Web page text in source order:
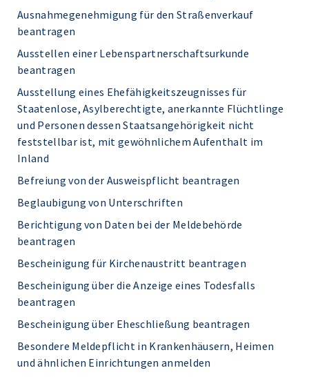
Ausnahmegenehmigung für den Straßenverkauf
beantragen
Ausstellen einer Lebenspartnerschaftsurkunde
beantragen
Ausstellung eines Ehefähigkeitszeugnisses für
Staatenlose, Asylberechtigte, anerkannte Flüchtlinge
und Personen dessen Staatsangehörigkeit nicht
feststellbar ist, mit gewöhnlichem Aufenthalt im
Inland
Befreiung von der Ausweispflicht beantragen
Beglaubigung von Unterschriften
Berichtigung von Daten bei der Meldebehörde
beantragen
Bescheinigung für Kirchenaustritt beantragen
Bescheinigung über die Anzeige eines Todesfalls
beantragen
Bescheinigung über Eheschließung beantragen
Besondere Meldepflicht in Krankenhäusern, Heimen
und ähnlichen Einrichtungen anmelden